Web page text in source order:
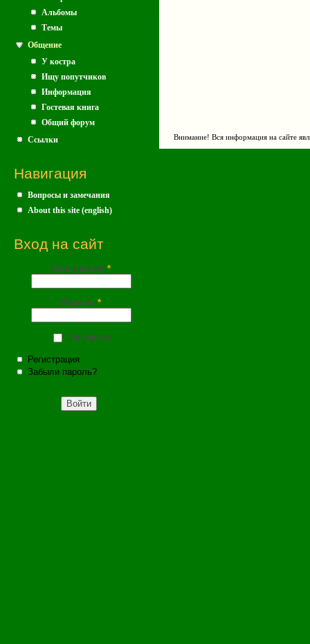
Альбомы
Темы
Общение
У костра
Ищу попутчиков
Информация
Гостевая книга
Общий форум
Ссылки
Навигация
Вопросы и замечания
About this site (english)
Вход на сайт
Имя (почта) *
Пароль *
Запомнить
Регистрация
Забыли пароль?
Внимание! Вся информация на сайте